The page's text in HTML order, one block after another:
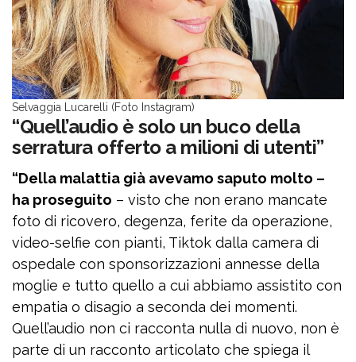
Selvaggia Lucarelli (Foto Instagram)
“Quell’audio è solo un buco della
serratura offerto a milioni di utenti”
“Della malattia già avevamo saputo molto –
ha proseguito – visto che non erano mancate
foto di ricovero, degenza, ferite da operazione,
video-selfie con pianti, Tiktok dalla camera di
ospedale con sponsorizzazioni annesse della
moglie e tutto quello a cui abbiamo assistito con
empatia o disagio a seconda dei momenti.
Quell’audio non ci racconta nulla di nuovo, non è
parte di un racconto articolato che spiega il